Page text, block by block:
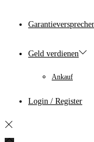
Geld verdienen
Ankauf
Login / Register